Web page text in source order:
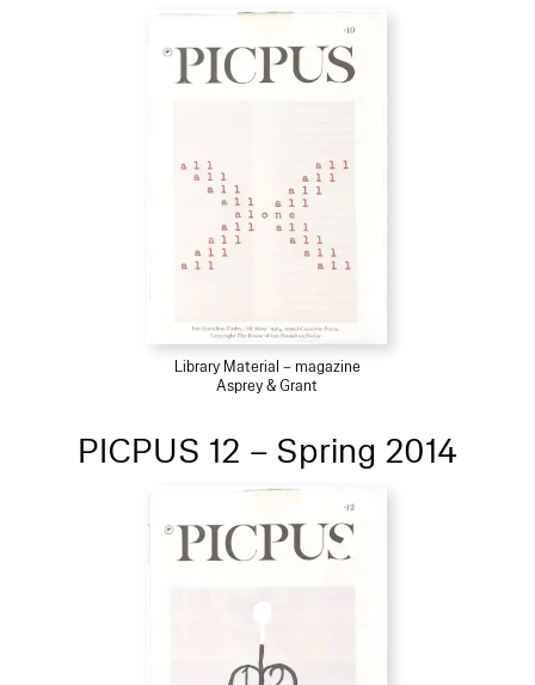
Library Material – magazine
Asprey & Grant
PICPUS 12 – Spring 2014